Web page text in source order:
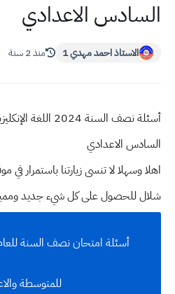
السادس الاعدادي
الاستاذ احمد مهدي 1 منذ 2 سنة
أسئلة نصف السنة
السادس الاعدادي
اهلا وسهلالا تنسى زيارتنا باستمرار
شلال للحصول على كل شيء جديد
للمتوسطة